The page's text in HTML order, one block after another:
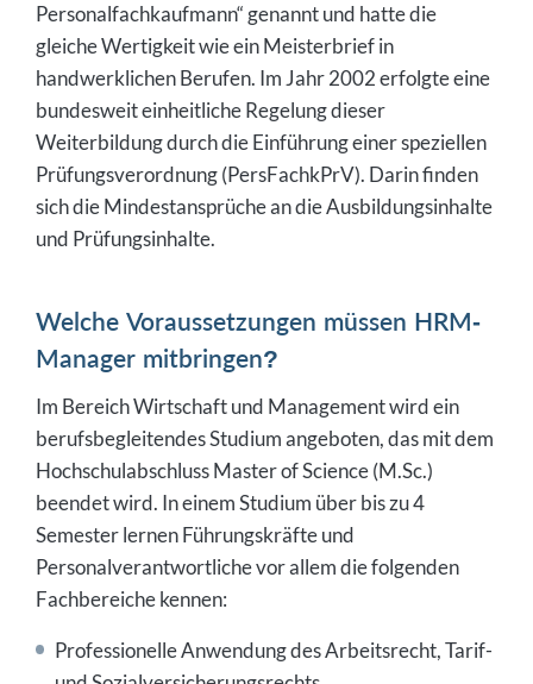
Personalfachkaufmann“ genannt und hatte die
gleiche Wertigkeit wie ein Meisterbrief in
handwerklichen Berufen. Im Jahr 2002 erfolgte eine
bundesweit einheitliche Regelung dieser
Weiterbildung durch die Einführung einer speziellen
Prüfungsverordnung (PersFachkPrV). Darin finden
sich die Mindestansprüche an die Ausbildungsinhalte
und Prüfungsinhalte.
Welche Voraussetzungen müssen HRM-
Manager mitbringen?
Im Bereich Wirtschaft und Management wird ein
berufsbegleitendes Studium angeboten, das mit dem
Hochschulabschluss Master of Science (M.Sc.)
beendet wird. In einem Studium über bis zu 4
Semester lernen Führungskräfte und
Personalverantwortliche vor allem die folgenden
Fachbereiche kennen:
Professionelle Anwendung des Arbeitsrecht, Tarif-